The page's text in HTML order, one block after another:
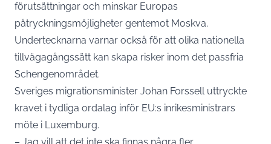
förutsättningar och minskar Europas
påtryckningsmöjligheter gentemot Moskva.
Undertecknarna varnar också för att olika nationella
tillvägagångssätt kan skapa risker inom det passfria
Schengenområdet.
Sveriges migrationsminister Johan Forssell uttryckte
kravet i tydliga ordalag inför EU:s inrikesministrars
möte i Luxemburg.